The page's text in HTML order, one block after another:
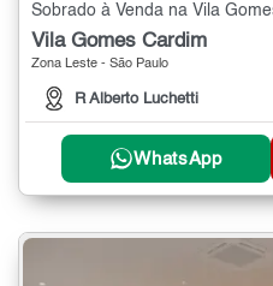
Vila Gomes Cardim
Zona Leste - São Paulo
R Alberto Luchetti
WhatsApp